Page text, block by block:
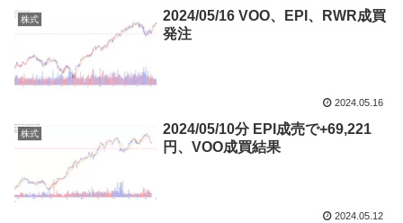
株式
2024/05/16 VOO、EPI、RWR成買
発注
2024.05.16
株式
2024/05/10分 EPI成売で+69,221
円、VOO成買結果
2024.05.12